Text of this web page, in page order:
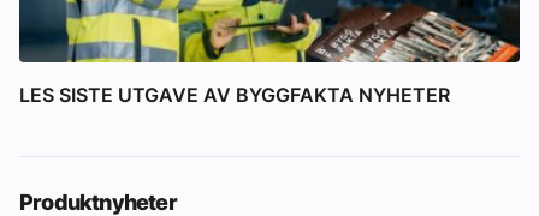
LES SISTE UTGAVE AV BYGGFAKTA NYHETER
Produktnyheter